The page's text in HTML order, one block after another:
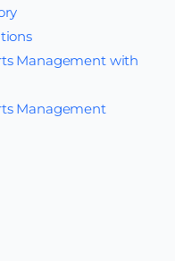
Management with
Management